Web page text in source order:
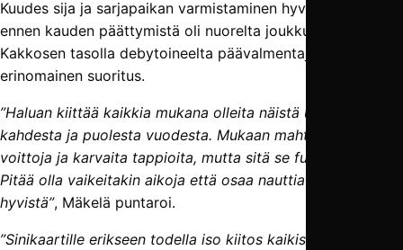
Kuudes sija ja sarjapaikan varmistaminen hyvissä ajoin
ennen kauden päättymistä oli nuorelta joukkueelta ja
Kakkosen tasolla debytoineelta päävalmentajalta
erinomainen suoritus.
”Haluan kiittää kaikkia mukana olleita näistä upeista
kahdesta ja puolesta vuodesta. Mukaan mahtuu upeita
voittoja ja karvaita tappioita, mutta sitä se futis vaan on.
Pitää olla vaikeitakin aikoja että osaa nauttia niistä
hyvistä”, Mäkelä puntaroi.
”Sinikaartille erikseen todella iso kiitos kaikista hetkistä